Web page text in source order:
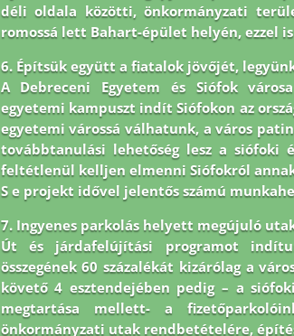
déli oldala közötti, önkormányzati
romossá lett Bahart-épület helyén, ezzel
6. Építsük együtt a fiatalok jövőjét,
A Debreceni Egyetem és Siófok
egyetemi kampuszt indít Siófokon az
egyetemi várossá válhatunk, a város
továbbtanulási lehetőség lesz a siófoki
feltétlenül kelljen elmenni Siófokról
S e projekt idővel jelentős számú
7. Ingyenes parkolás helyett megújuló
Út és járdafelújítási programot
összegének 60 százalékát kizárólag a
követő 4 esztendejében pedig – a
megtartása mellett- a
önkormányzati utak rendbetételére,